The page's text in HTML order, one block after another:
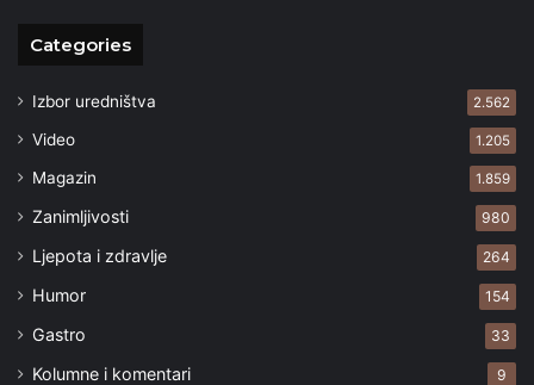
Categories
Izbor uredništva 2.562
Video 1.205
Magazin 1.859
Zanimljivosti 980
Ljepota i zdravlje 264
Humor 154
Gastro 33
Kolumne i komentari 9